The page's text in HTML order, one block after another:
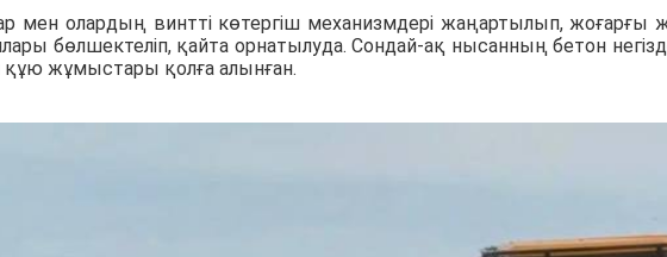
мен олардың винтті көтергіш механизмдері жаңартылып, жоғарғы
бөлшектеліп, қайта орнатылуда. Сондай-ақ нысанның бетон
құю жұмыстары қолға алынған.